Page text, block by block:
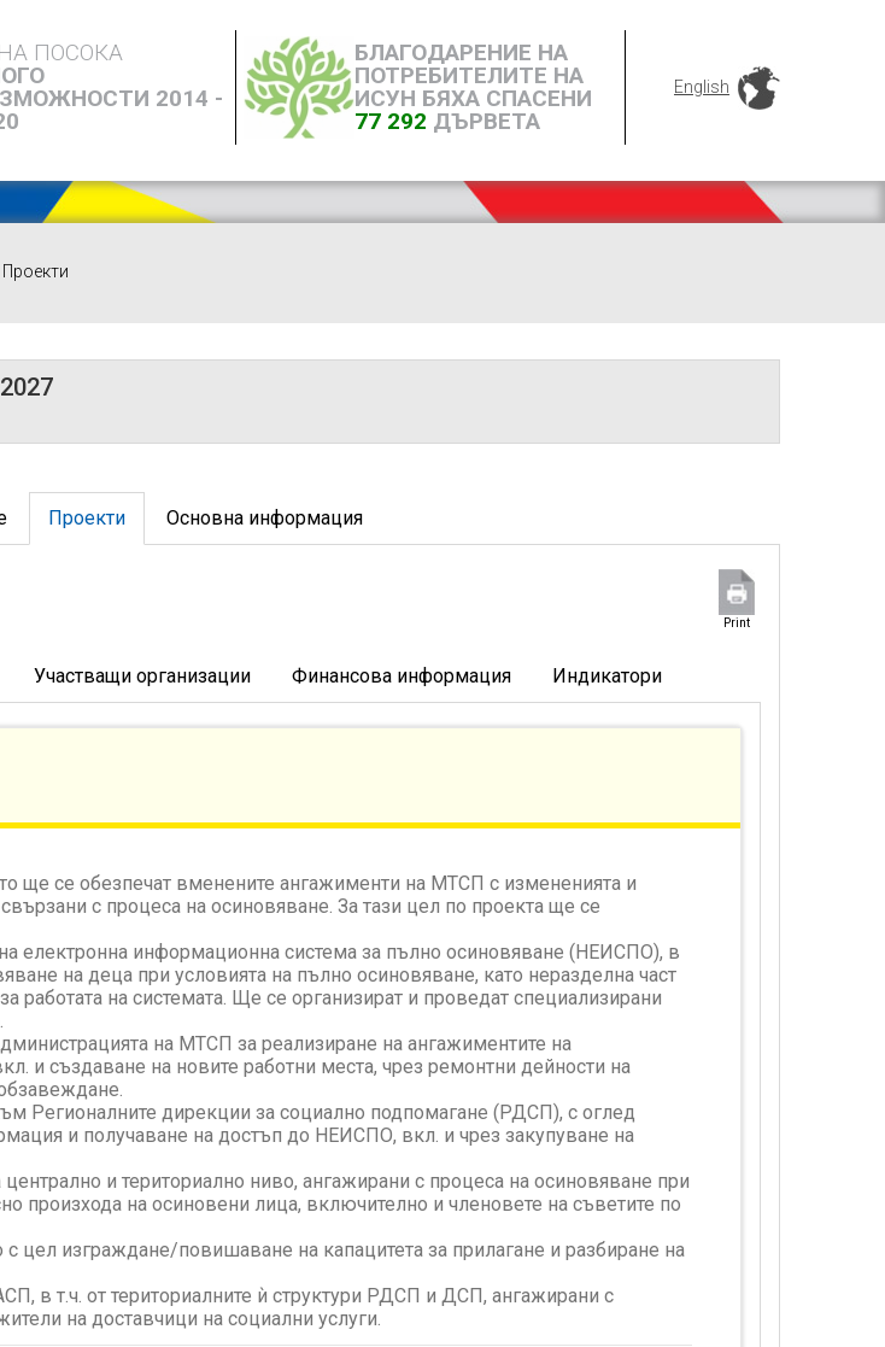
ПОСОКА
2014 -
БЛАГОДАРЕНИЕ НА
ПОТРЕБИТЕЛИТЕ НА
ИСУН БЯХА СПАСЕНИ
77 292 ДЪРВЕТА
English
Проекти
Проекти Основна информация
Print
Участващи организации Финансова информация Индикатори
ще се обезпечат вменените ангажименти на МТСП с измененията и
с процеса на осиновяване. За тази цел по проекта ще се
електронна информационна система за пълно осиновяване (НЕИСПО), в
на деца при условията на пълно осиновяване, като неразделна част
на системата. Ще се организират и проведат специализирани
на МТСП за реализиране на ангажиментите на
и създаване на новите работни места, чрез ремонтни дейности на
Регионалните дирекции за социално подпомагане (РДСП), с оглед
и получаване на достъп до НЕИСПО, вкл. и чрез закупуване на
и териториално ниво, ангажирани с процеса на осиновяване при
произхода на осиновени лица, включително и членовете на съветите по
изграждане/повишаване на капацитета за прилагане и разбиране на
в т.ч. от териториалните ѝ структури РДСП и ДСП, ангажирани с
на доставчици на социални услуги.